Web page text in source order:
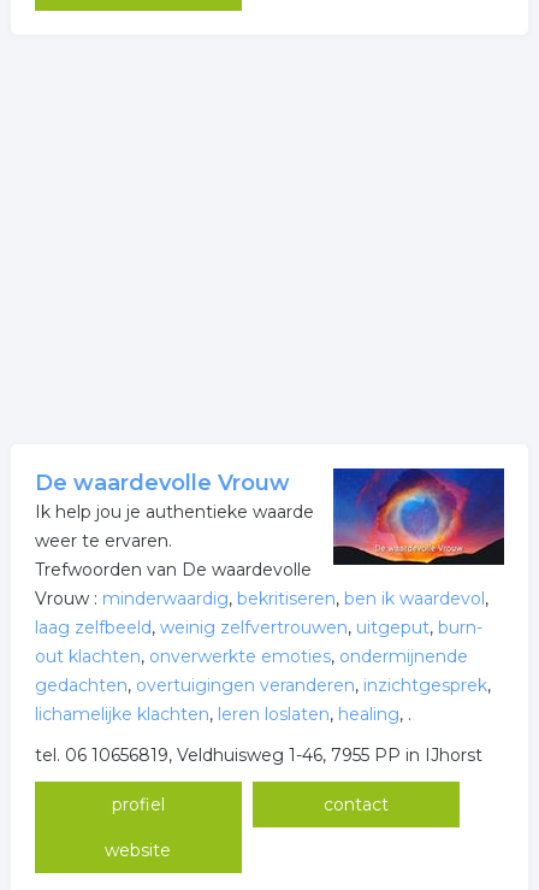
De waardevolle Vrouw
Ik help jou je authentieke waarde
weer te ervaren.
Trefwoorden van De waardevolle
Vrouw : minderwaardig, bekritiseren, ben ik waardevol,
laag zelfbeeld, weinig zelfvertrouwen, uitgeput, burn-
out klachten, onverwerkte emoties, ondermijnende
gedachten, overtuigingen veranderen, inzichtgesprek,
lichamelijke klachten, leren loslaten, healing, .
tel. 06 10656819, Veldhuisweg 1-46, 7955 PP in IJhorst
profiel contact
website